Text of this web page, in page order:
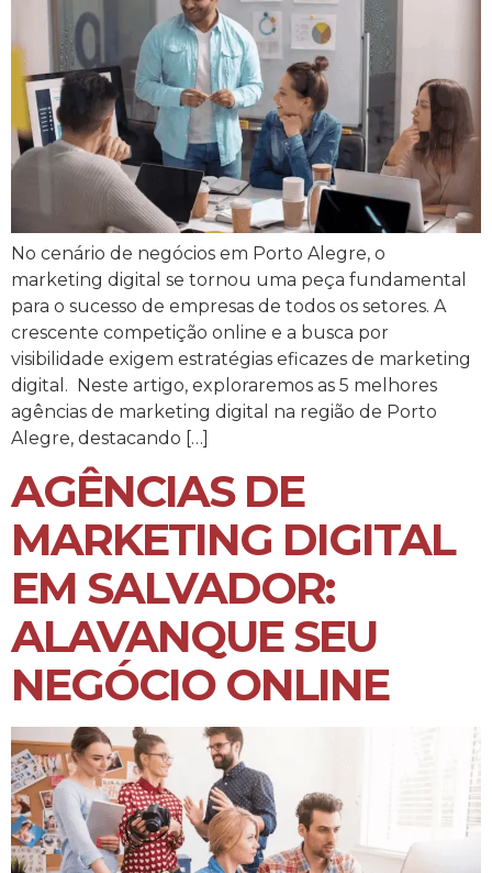
No cenário de negócios em Porto Alegre, o
marketing digital se tornou uma peça fundamental
para o sucesso de empresas de todos os setores. A
crescente competição online e a busca por
visibilidade exigem estratégias eficazes de marketing
digital. Neste artigo, exploraremos as 5 melhores
agências de marketing digital na região de Porto
Alegre, destacando […]
AGÊNCIAS DE
MARKETING DIGITAL
EM SALVADOR:
ALAVANQUE SEU
NEGÓCIO ONLINE